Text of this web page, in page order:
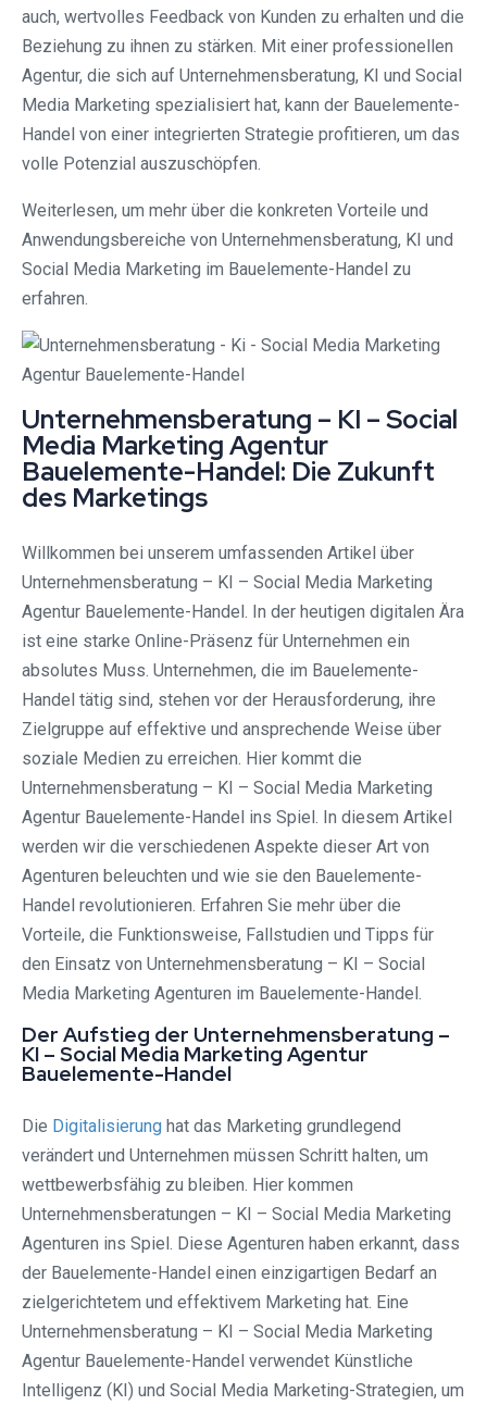
auch, wertvolles Feedback von Kunden zu erhalten und die
Beziehung zu ihnen zu stärken. Mit einer professionellen
Agentur, die sich auf Unternehmensberatung, KI und Social
Media Marketing spezialisiert hat, kann der Bauelemente-
Handel von einer integrierten Strategie profitieren, um das
volle Potenzial auszuschöpfen.
Weiterlesen, um mehr über die konkreten Vorteile und
Anwendungsbereiche von Unternehmensberatung, KI und
Social Media Marketing im Bauelemente-Handel zu
erfahren.
Unternehmensberatung – KI – Social
Media Marketing Agentur
Bauelemente-Handel: Die Zukunft
des Marketings
Willkommen bei unserem umfassenden Artikel über
Unternehmensberatung – KI – Social Media Marketing
Agentur Bauelemente-Handel. In der heutigen digitalen Ära
ist eine starke Online-Präsenz für Unternehmen ein
absolutes Muss. Unternehmen, die im Bauelemente-
Handel tätig sind, stehen vor der Herausforderung, ihre
Zielgruppe auf effektive und ansprechende Weise über
soziale Medien zu erreichen. Hier kommt die
Unternehmensberatung – KI – Social Media Marketing
Agentur Bauelemente-Handel ins Spiel. In diesem Artikel
werden wir die verschiedenen Aspekte dieser Art von
Agenturen beleuchten und wie sie den Bauelemente-
Handel revolutionieren. Erfahren Sie mehr über die
Vorteile, die Funktionsweise, Fallstudien und Tipps für
den Einsatz von Unternehmensberatung – KI – Social
Media Marketing Agenturen im Bauelemente-Handel.
Der Aufstieg der Unternehmensberatung –
KI – Social Media Marketing Agentur
Bauelemente-Handel
Die Digitalisierung hat das Marketing grundlegend
verändert und Unternehmen müssen Schritt halten, um
wettbewerbsfähig zu bleiben. Hier kommen
Unternehmensberatungen – KI – Social Media Marketing
Agenturen ins Spiel. Diese Agenturen haben erkannt, dass
der Bauelemente-Handel einen einzigartigen Bedarf an
zielgerichtetem und effektivem Marketing hat. Eine
Unternehmensberatung – KI – Social Media Marketing
Agentur Bauelemente-Handel verwendet Künstliche
Intelligenz (KI) und Social Media Marketing-Strategien, um